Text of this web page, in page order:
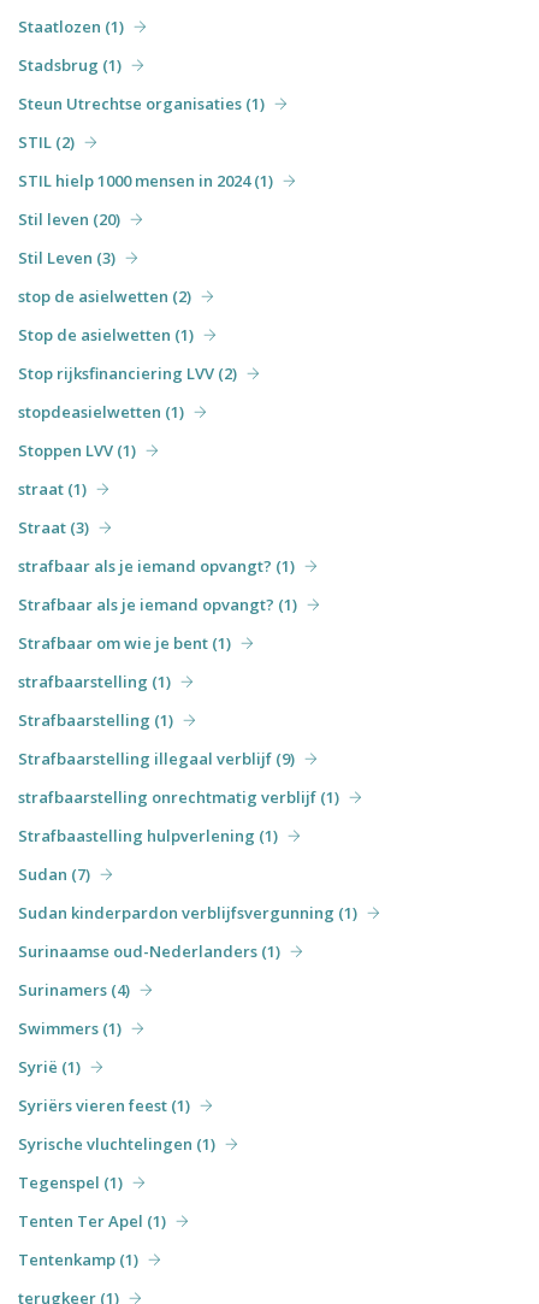
Staatlozen (1)
Stadsbrug (1)
Steun Utrechtse organisaties (1)
STIL (2)
STIL hielp 1000 mensen in 2024 (1)
Stil leven (20)
Stil Leven (3)
stop de asielwetten (2)
Stop de asielwetten (1)
Stop rijksfinanciering LVV (2)
stopdeasielwetten (1)
Stoppen LVV (1)
straat (1)
Straat (3)
strafbaar als je iemand opvangt? (1)
Strafbaar als je iemand opvangt? (1)
Strafbaar om wie je bent (1)
strafbaarstelling (1)
Strafbaarstelling (1)
Strafbaarstelling illegaal verblijf (9)
strafbaarstelling onrechtmatig verblijf (1)
Strafbaastelling hulpverlening (1)
Sudan (7)
Sudan kinderpardon verblijfsvergunning (1)
Surinaamse oud-Nederlanders (1)
Surinamers (4)
Swimmers (1)
Syrië (1)
Syriërs vieren feest (1)
Syrische vluchtelingen (1)
Tegenspel (1)
Tenten Ter Apel (1)
Tentenkamp (1)
terugkeer (1)